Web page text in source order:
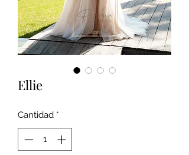
Ellie
Cantidad *